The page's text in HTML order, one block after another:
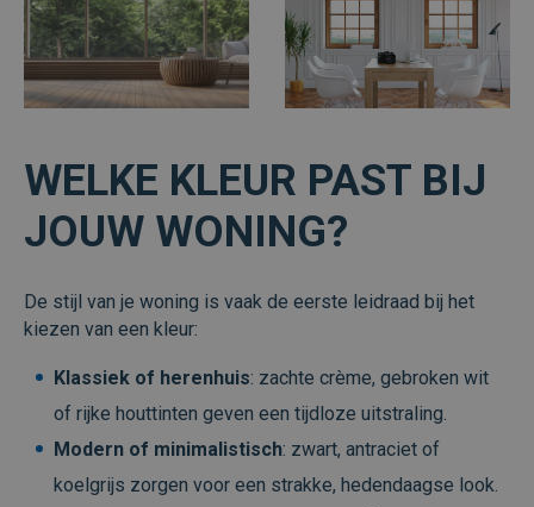
WELKE KLEUR PAST BIJ
JOUW WONING?
De stijl van je woning is vaak de eerste leidraad bij het
kiezen van een kleur:
Klassiek of herenhuis: zachte crème, gebroken wit
of rijke houttinten geven een tijdloze uitstraling.
Modern of minimalistisch: zwart, antraciet of
koelgrijs zorgen voor een strakke, hedendaagse look.